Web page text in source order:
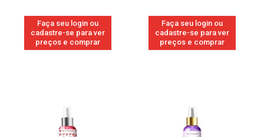
Faça seu login ou
cadastre-se para ver
preços e comprar
Faça seu login ou
cadastre-se para ver
preços e comprar